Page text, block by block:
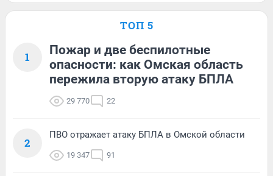
ТОП 5
1
Пожар и две беспилотные
опасности: как Омская область
пережила вторую атаку БПЛА
29 770 22
2
ПВО отражает атаку БПЛА в Омской области
19 347 91